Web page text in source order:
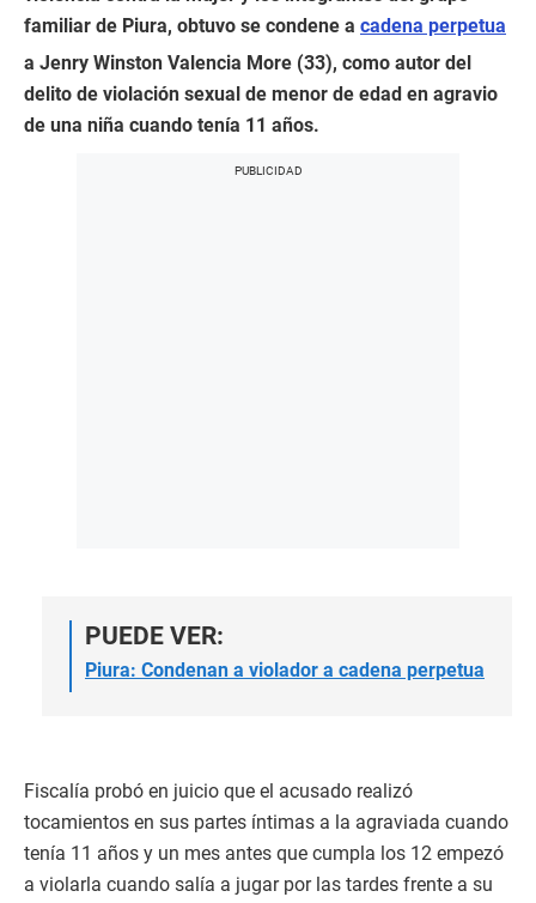
familiar de Piura, obtuvo se condene a cadena perpetua
a Jenry Winston Valencia More (33), como autor del
delito de violación sexual de menor de edad en agravio
de una niña cuando tenía 11 años.
PUEDE VER:
Piura: Condenan a violador a cadena perpetua
Fiscalía probó en juicio que el acusado realizó
tocamientos en sus partes íntimas a la agraviada cuando
tenía 11 años y un mes antes que cumpla los 12 empezó
a violarla cuando salía a jugar por las tardes frente a su